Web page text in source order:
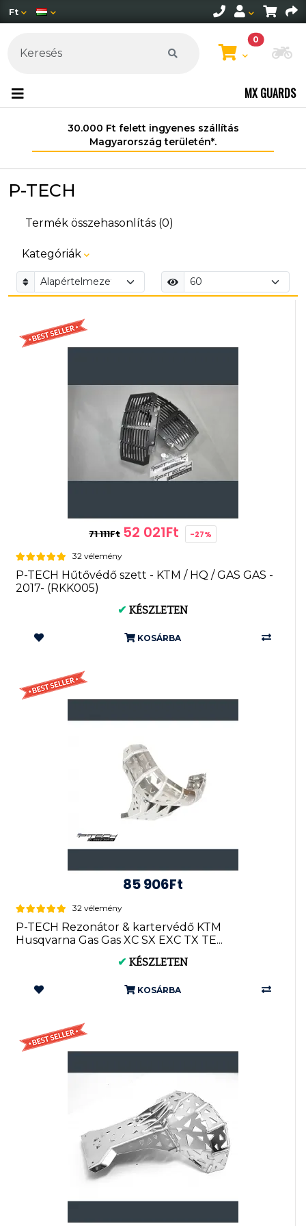
Ft
0
MX GUARDS
30.000 Ft felett ingyenes szállítás
Magyarország területén*.
P-TECH
Termék összehasonlítás (0)
Kategóriák
71 111Ft 52 021Ft -27%
32 vélemény
P-TECH Hűtővédő szett - KTM / HQ / GAS GAS -
2017- (RKK005)
✔ KÉSZLETEN
KOSÁRBA
85 906Ft
32 vélemény
P-TECH Rezonátor & kartervédő KTM
Husqvarna Gas Gas XC SX EXC TX TE...
✔ KÉSZLETEN
KOSÁRBA